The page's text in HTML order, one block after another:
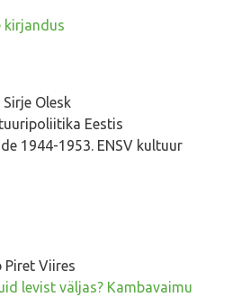
kirjandus
Sirje Olesk
Eestis
1944-1953. ENSV kultuur
Piret Viires
levist väljas? Kambavaimu